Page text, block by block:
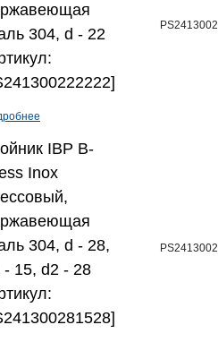
304, d - 22
IBP B-
Inox
304, d - 28,
- 15, d2 - 28